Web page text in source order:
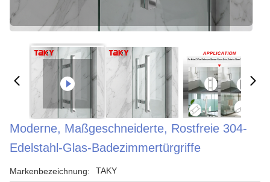
Moderne, Maßgeschneiderte, Rostfreie 304-
Edelstahl-Glas-Badezimmertürgriffe
Markenbezeichnung: TAKY